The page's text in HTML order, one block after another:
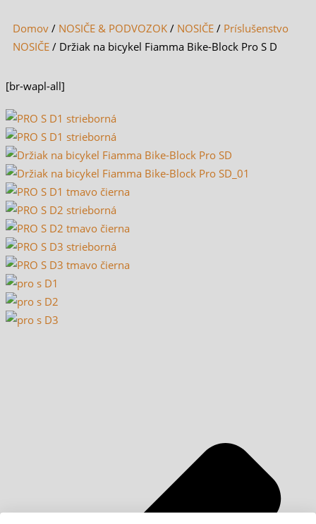
Domov / NOSIČE & PODVOZOK / NOSIČE / Príslušenstvo
NOSIČE / Držiak na bicykel Fiamma Bike-Block Pro S D
[br-wapl-all]